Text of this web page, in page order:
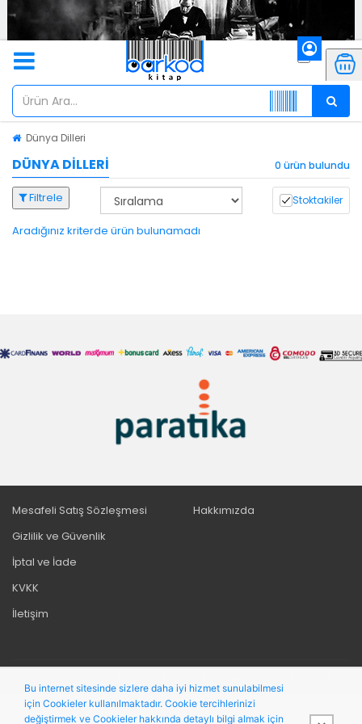
Dünya Dilleri
DÜNYA DILLERI 0 ürün bulundu
Filtrele Stoktakiler
Aradığınız kriterde ürün bulunamadı
Mesafeli Satış Sözleşmesi
Gizlilik ve Güvenlik
İptal ve İade
KVKK
İletişim
Hakkımızda
Bu internet sitesinde sizlere daha iyi hizmet sunulabilmesi
için Cookieler kullanılmaktadır. Cookie tercihlerinizi
değiştirmek ve Cookieler hakkında detaylı bilgi almak için